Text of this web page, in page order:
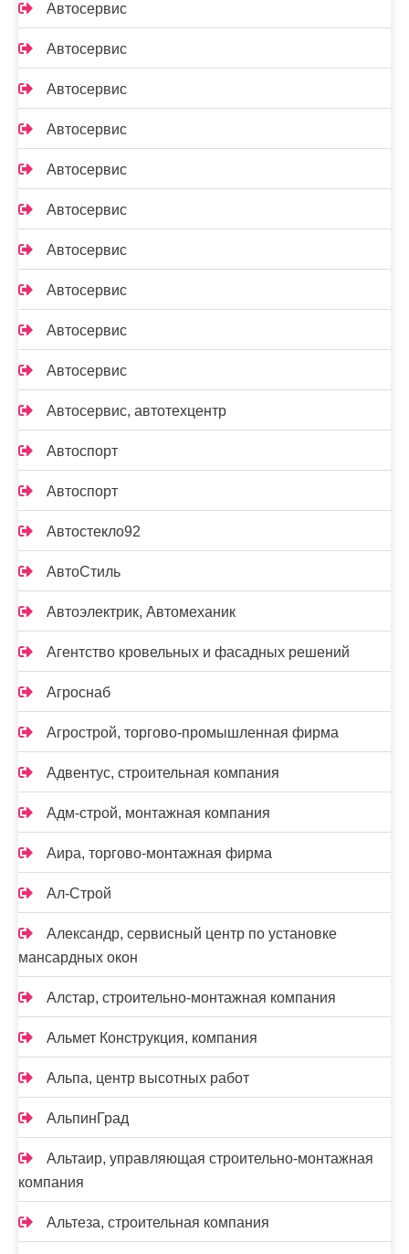
Автосервис
Автосервис
Автосервис
Автосервис
Автосервис
Автосервис
Автосервис
Автосервис
Автосервис
Автосервис
Автосервис, автотехцентр
Автоспорт
Автоспорт
Автостекло92
АвтоСтиль
Автоэлектрик, Автомеханик
Агентство кровельных и фасадных решений
Агроснаб
Агрострой, торгово-промышленная фирма
Адвентус, строительная компания
Адм-строй, монтажная компания
Аира, торгово-монтажная фирма
Ал-Строй
Александр, сервисный центр по установке
мансардных окон
Алстар, строительно-монтажная компания
Альмет Конструкция, компания
Альпа, центр высотных работ
АльпинГрад
Альтаир, управляющая строительно-монтажная
компания
Альтеза, строительная компания